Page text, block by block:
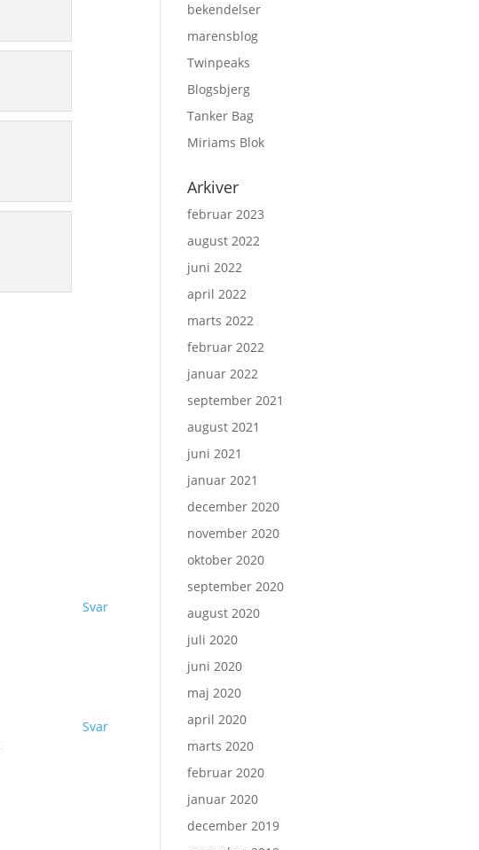
Svar
Svar
bekendelser
marensblog
Twinpeaks
Blogsbjerg
Tanker Bag
Miriams Blok
Arkiver
februar 2023
august 2022
juni 2022
april 2022
marts 2022
februar 2022
januar 2022
september 2021
august 2021
juni 2021
januar 2021
december 2020
november 2020
oktober 2020
september 2020
august 2020
juli 2020
juni 2020
maj 2020
april 2020
marts 2020
februar 2020
januar 2020
december 2019